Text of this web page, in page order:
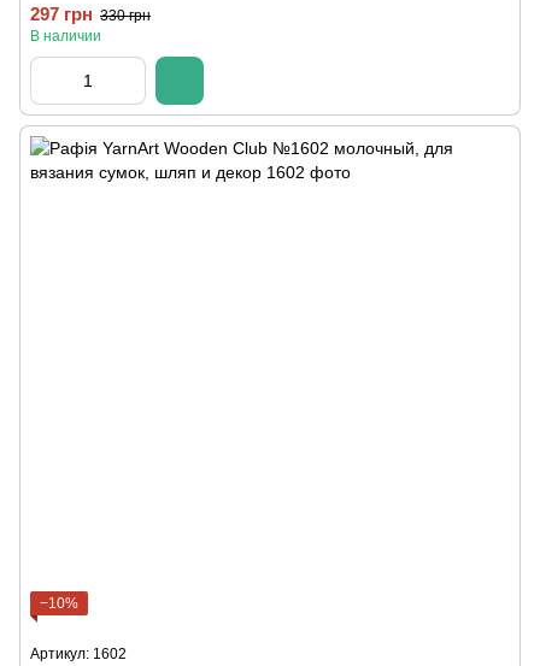
297 грн 330 грн
В наличии
−10%
Артикул: 1602